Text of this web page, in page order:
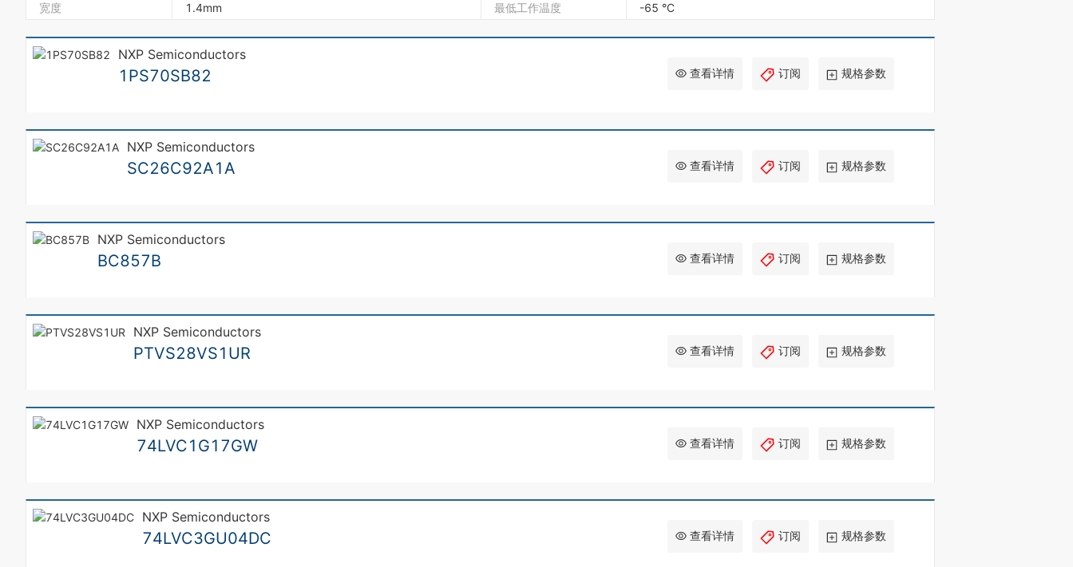
宽度
1.4mm 最低工作温度 -65 °C
NXP Semiconductors
1PS70SB82 查看详情 订阅 规格参数
NXP Semiconductors
SC26C92A1A 查看详情 订阅 规格参数
NXP Semiconductors
BC857B 查看详情 订阅 规格参数
NXP Semiconductors
PTVS28VS1UR 查看详情 订阅 规格参数
NXP Semiconductors
74LVC1G17GW 查看详情 订阅 规格参数
NXP Semiconductors
74LVC3GU04DC 查看详情 订阅 规格参数